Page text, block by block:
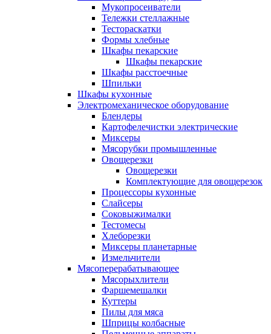
Мукопросеиватели
Тележки стеллажные
Тестораскатки
Формы хлебные
Шкафы пекарские
Шкафы пекарские
Шкафы расстоечные
Шпильки
Шкафы кухонные
Электромеханическое оборудование
Блендеры
Картофелечистки электрические
Миксеры
Мясорубки промышленные
Овощерезки
Овощерезки
Комплектующие для овощерезок
Процессоры кухонные
Слайсеры
Соковыжималки
Тестомесы
Хлеборезки
Миксеры планетарные
Измельчители
Мясоперерабатывающее
Мясорыхлители
Фаршемешалки
Куттеры
Пилы для мяса
Шприцы колбасные